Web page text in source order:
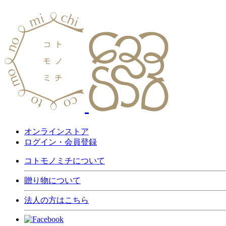
オンラインストア
ログイン・会員登録
コトモノミチについて
贈り物について
法人の方はこちら